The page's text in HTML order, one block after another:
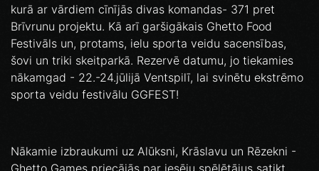
kurā ar vārdiem cīnījās divas komandas- 371 pret
Brīvrunu projektu. Kā arī garšigākais Ghetto Food
Festivāls un, protams, ielu sporta veidu sacensības,
šovi un triki skeitparkā. Rezervē datumu, jo tiekamies
nākamgad - 22.-24.jūlijā Ventspilī, lai svinētu ekstrēmo
sporta veidu festivālu GGFEST!
Nākamie izbraukumi uz Alūksni, Krāslavu un Rēzekni -
Ghetto Games priecājās par iesēju spēlētājus satikt